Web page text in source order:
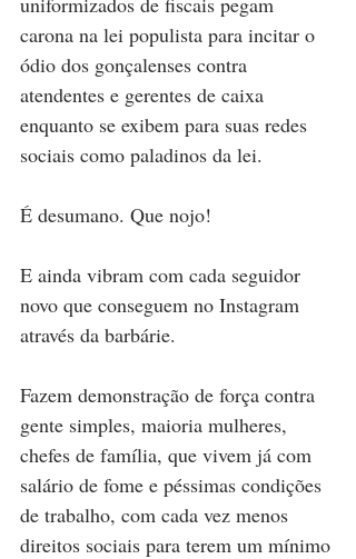
carona na lei populista para incitar o
ódio dos gonçalenses contra
atendentes e gerentes de caixa
enquanto se exibem para suas redes
sociais como paladinos da lei.
É desumano. Que nojo!
E ainda vibram com cada seguidor
novo que conseguem no Instagram
através da barbárie.
Fazem demonstração de força contra
gente simples, maioria mulheres,
chefes de família, que vivem já com
salário de fome e péssimas condições
de trabalho, com cada vez menos
direitos sociais para terem um mínimo